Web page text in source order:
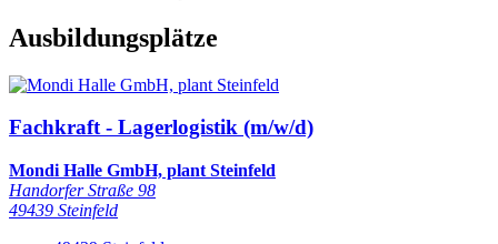
Ausbildungsplätze
Fachkraft - Lagerlogistik (m/w/d)
Mondi Halle GmbH, plant Steinfeld
Handorfer Straße 98
49439 Steinfeld